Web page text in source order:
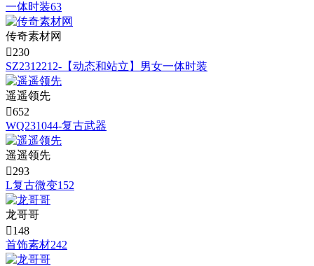
一体时装63
传奇素材网
230
SZ2312212-【动态和站立】男女一体时装
遥遥领先
652
WQ231044-复古武器
遥遥领先
293
L复古微变152
龙哥哥
148
首饰素材242